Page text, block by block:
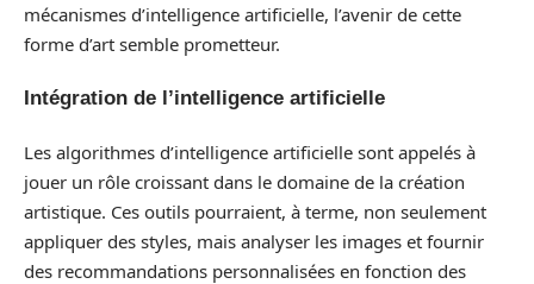
mécanismes d’intelligence artificielle, l’avenir de cette
forme d’art semble prometteur.
Intégration de l’intelligence artificielle
Les algorithmes d’intelligence artificielle sont appelés à
jouer un rôle croissant dans le domaine de la création
artistique. Ces outils pourraient, à terme, non seulement
appliquer des styles, mais analyser les images et fournir
des recommandations personnalisées en fonction des